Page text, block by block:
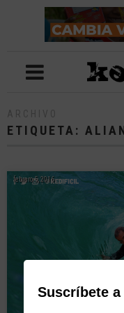
ETIQUETA:
febrero 5, 2016
Suscríbete